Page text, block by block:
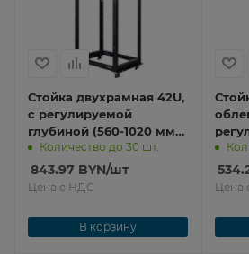
Стойка двухрамная 42U,
с регулируемой
глубиной (560-1020 мм),
черная TWT-RACK2-42U-
ADJ
Количество до 30 шт.
843.97 BYN/шт
Цена с НДС
В корзину
(560-
Цена